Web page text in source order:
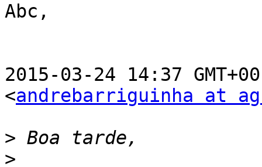
Abc,
2015-03-24 14:37
<andrebarriguinha at
>
>